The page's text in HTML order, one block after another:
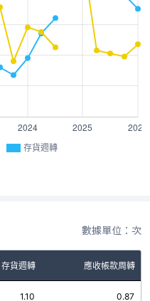
存貨週轉
數據單位：次
存貨週轉 應收帳款周轉
1.10 0.87